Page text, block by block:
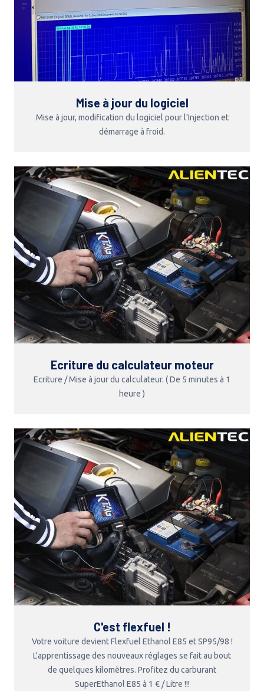
Mise à jour du logiciel
Mise à jour, modification du logiciel pour l'Injection et
démarrage à froid.
Ecriture du calculateur moteur
Ecriture / Mise à jour du calculateur. ( De 5 minutes à 1
heure )
C'est flexfuel !
Votre voiture devient Flexfuel Ethanol E85 et SP95/98 !
L'apprentissage des nouveaux réglages se fait au bout
de quelques kilomètres. Profitez du carburant
SuperEthanol E85 à 1 € / Litre !!!